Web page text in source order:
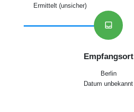
Ermittelt (unsicher)
inbox
Empfangsort
Berlin
Datum unbekannt